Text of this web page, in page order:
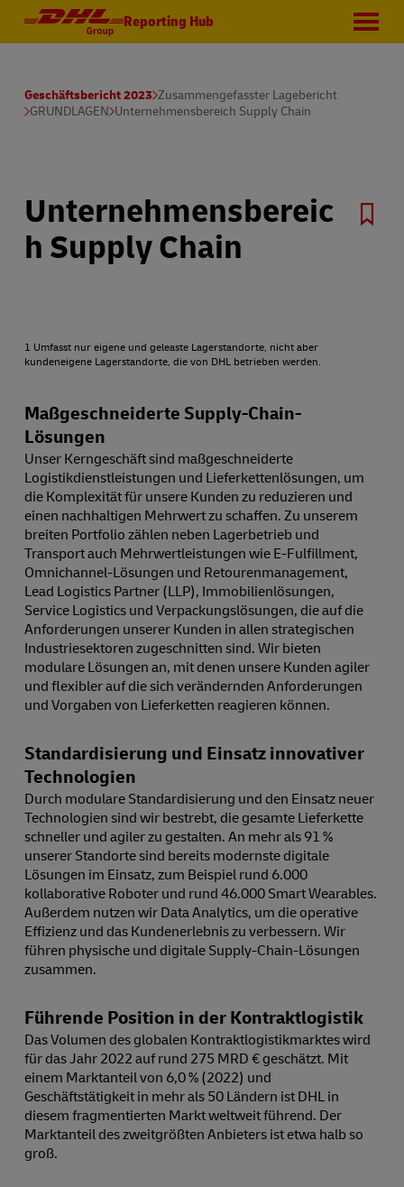
Reporting Hub
Geschäftsbericht 2023 Zusammengefasster Lagebericht
GRUNDLAGEN Unternehmensbereich Supply Chain
Unternehmensbereic
h Supply Chain
1 Umfasst nur eigene und geleaste Lagerstandorte, nicht aber
kundeneigene Lagerstandorte, die von DHL betrieben werden.
Maßgeschneiderte Supply-Chain-
Lösungen
Unser Kerngeschäft sind maßgeschneiderte
Logistikdienstleistungen und Lieferkettenlösungen, um
die Komplexität für unsere Kunden zu reduzieren und
einen nachhaltigen Mehrwert zu schaffen. Zu unserem
breiten Portfolio zählen neben Lagerbetrieb und
Transport auch Mehrwertleistungen wie E-Fulfillment,
Omnichannel-Lösungen und Retourenmanagement,
Lead Logistics Partner (LLP), Immobilienlösungen,
Service Logistics und Verpackungslösungen, die auf die
Anforderungen unserer Kunden in allen strategischen
Industriesektoren zugeschnitten sind. Wir bieten
modulare Lösungen an, mit denen unsere Kunden agiler
und flexibler auf die sich verändernden Anforderungen
und Vorgaben von Lieferketten reagieren können.
Standardisierung und Einsatz innovativer
Technologien
Durch modulare Standardisierung und den Einsatz neuer
Technologien sind wir bestrebt, die gesamte Lieferkette
schneller und agiler zu gestalten. An mehr als 91 %
unserer Standorte sind bereits modernste digitale
Lösungen im Einsatz, zum Beispiel rund 6.000
kollaborative Roboter und rund 46.000 Smart Wearables.
Außerdem nutzen wir Data Analytics, um die operative
Effizienz und das Kundenerlebnis zu verbessern. Wir
führen physische und digitale Supply-Chain-Lösungen
zusammen.
Führende Position in der Kontraktlogistik
Das Volumen des globalen Kontraktlogistikmarktes wird
für das Jahr 2022 auf rund 275 MRD € geschätzt. Mit
einem Marktanteil von 6,0 % (2022) und
Geschäftstätigkeit in mehr als 50 Ländern ist DHL in
diesem fragmentierten Markt weltweit führend. Der
Marktanteil des zweitgrößten Anbieters ist etwa halb so
groß.